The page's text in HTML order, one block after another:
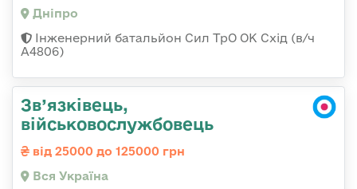
Дніпро
Інженерний батальйон Сил ТрО ОК Схід (в/ч
А4806)
Зв’язківець,
військовослужбовець
від 25000 до 125000 грн
Вся Україна